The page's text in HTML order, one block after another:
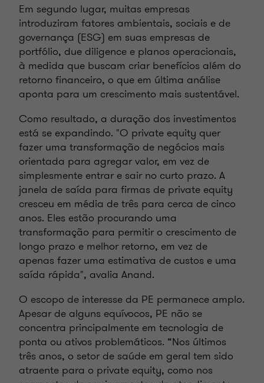
Em segundo lugar, muitas empresas
introduziram fatores ambientais, sociais e de
governança (ESG) em suas empresas de
portfólio, due diligence e planos operacionais,
à medida que buscam criar benefícios além do
retorno financeiro, o que em última análise
aponta para um crescimento mais sustentável.
Como resultado, a duração dos investimentos
está se expandindo. "O private equity quer
fazer uma transformação de negócios mais
orientada para agregar valor, em vez de
simplesmente entrar e sair no curto prazo. A
janela de saída para firmas de private equity
cresceu em média de três para cerca de cinco
anos. Eles estão procurando uma
transformação para permitir o crescimento de
longo prazo e melhor retorno, em vez de
apenas fazer uma estimativa de custos e uma
saída rápida", avalia Anand.
O escopo de interesse da PE permanece amplo.
Apesar de alguns equívocos, PE não se
concentra principalmente em tecnologia de
ponta ou ativos problemáticos. “Nos últimos
três anos, o setor de saúde em geral tem sido
atraente para o private equity, como nos